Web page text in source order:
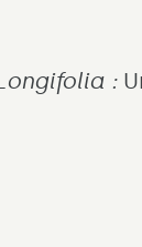
ongifolia :